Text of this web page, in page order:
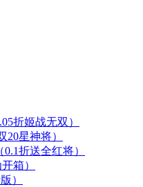
折姬战无双）
20星神将）
折送全红将）
箱）
）